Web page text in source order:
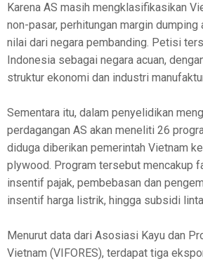
Karena AS masih mengklasifikasikan
non-pasar, perhitungan margin dumping
nilai dari negara pembanding. Petisi
Indonesia sebagai negara acuan,
struktur ekonomi dan industri
Sementara itu, dalam penyelidikan
perdagangan AS akan meneliti 26
diduga diberikan pemerintah Vietnam
plywood. Program tersebut mencakup
insentif pajak, pembebasan dan
insentif harga listrik, hingga subsidi
Menurut data dari Asosiasi Kayu dan
Vietnam (VIFORES), terdapat tiga